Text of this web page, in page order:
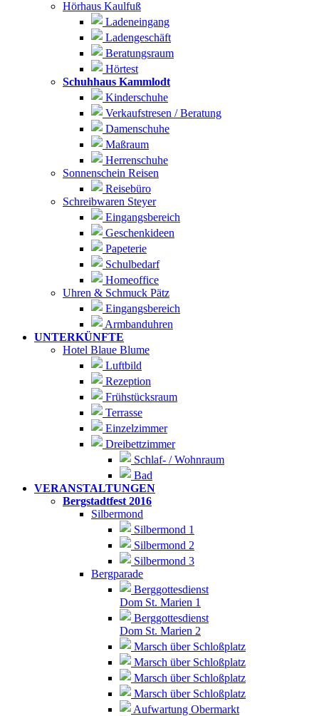
Hörhaus Kaulfuß
Ladeneingang
Ladengeschäft
Beratungsraum
Hörtest
Schuhhaus Kammlodt
Kinderschuhe
Verkaufstresen / Beratung
Damenschuhe
Maßraum
Herrenschuhe
Sonnenschein Reisen
Reisebüro
Schreibwaren Steyer
Eingangsbereich
Geschenkideen
Papeterie
Schulbedarf
Homeoffice
Uhren & Schmuck Pätz
Eingangsbereich
Armbanduhren
UNTERKÜNFTE
Hotel Blaue Blume
Luftbild
Rezeption
Frühstücksraum
Terrasse
Einzelzimmer
Dreibettzimmer
Schlaf- / Wohnraum
Bad
VERANSTALTUNGEN
Bergstadtfest 2016
Silbermond
Silbermond 1
Silbermond 2
Silbermond 3
Bergparade
Berggottesdienst
Dom St. Marien 1
Berggottesdienst
Dom St. Marien 2
Marsch über Schloßplatz
Marsch über Schloßplatz
Marsch über Schloßplatz
Marsch über Schloßplatz
Aufwartung Obermarkt